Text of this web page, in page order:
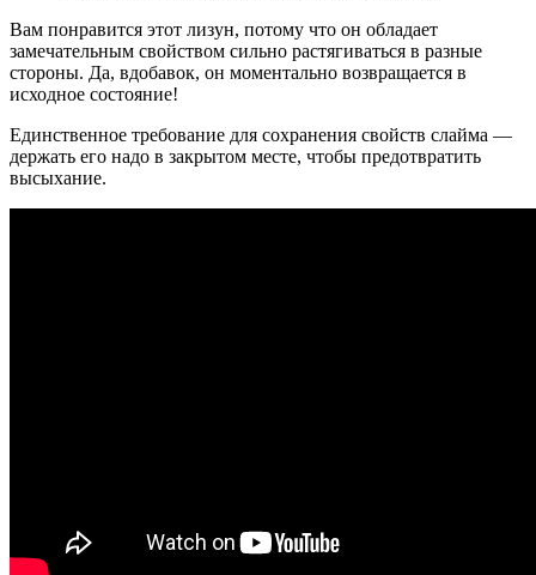
Вам понравится этот лизун, потому что он обладает
замечательным свойством сильно растягиваться в разные
стороны. Да, вдобавок, он моментально возвращается в
исходное состояние!
Единственное требование для сохранения свойств слайма —
держать его надо в закрытом месте, чтобы предотвратить
высыхание.